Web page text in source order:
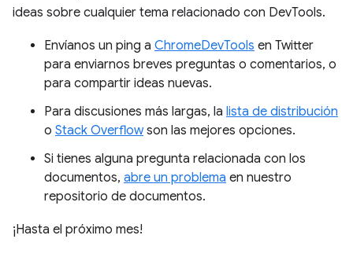
ideas sobre cualquier tema relacionado con DevTools.
Envíanos un ping a ChromeDevTools en Twitter
para enviarnos breves preguntas o comentarios, o
para compartir ideas nuevas.
Para discusiones más largas, la lista de distribución
o Stack Overflowson las mejores opciones.
Si tienes alguna pregunta relacionada con los
documentos, abre un problema en nuestro
repositorio de documentos.
¡Hasta el próximo mes!